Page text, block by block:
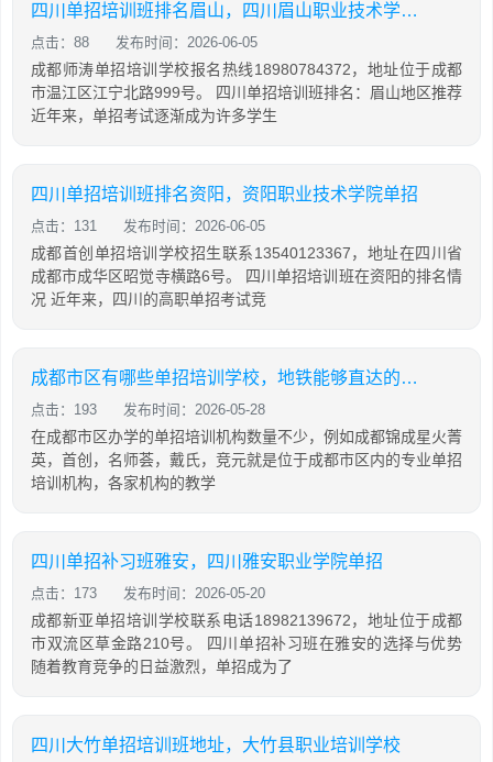
四川单招培训班排名眉山，四川眉山职业技术学院单招
点击：88 发布时间：2026-06-05
成都师涛单招培训学校报名热线18980784372，地址位于成都
市温江区江宁北路999号。 四川单招培训班排名：眉山地区推荐
近年来，单招考试逐渐成为许多学生
四川单招培训班排名资阳，资阳职业技术学院单招
点击：131 发布时间：2026-06-05
成都首创单招培训学校招生联系13540123367，地址在四川省
成都市成华区昭觉寺横路6号。 四川单招培训班在资阳的排名情
况 近年来，四川的高职单招考试竞
成都市区有哪些单招培训学校，地铁能够直达的机构有哪些
点击：193 发布时间：2026-05-28
在成都市区办学的单招培训机构数量不少，例如成都锦成星火菁
英，首创，名师荟，戴氏，竞元就是位于成都市区内的专业单招
培训机构，各家机构的教学
四川单招补习班雅安，四川雅安职业学院单招
点击：173 发布时间：2026-05-20
成都新亚单招培训学校联系电话18982139672，地址位于成都
市双流区草金路210号。 四川单招补习班在雅安的选择与优势
随着教育竞争的日益激烈，单招成为了
四川大竹单招培训班地址，大竹县职业培训学校